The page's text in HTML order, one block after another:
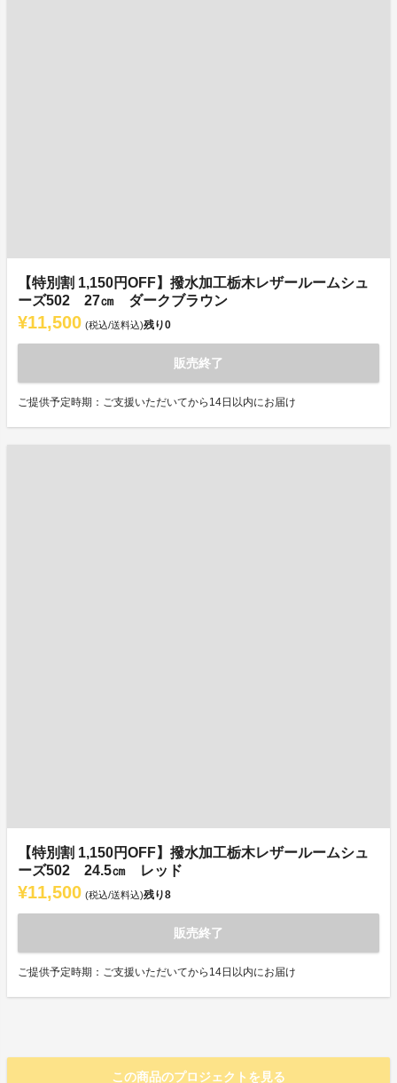
【特別割 1,150円OFF】撥水加工栃木レザールームシュ
ーズ502 27㎝ ダークブラウン
¥11,500 (税込/送料込)残り0
販売終了
ご提供予定時期：ご支援いただいてから14日以内にお届け
【特別割 1,150円OFF】撥水加工栃木レザールームシュ
ーズ502 24.5㎝ レッド
¥11,500 (税込/送料込)残り8
販売終了
ご提供予定時期：ご支援いただいてから14日以内にお届け
この商品のプロジェクトを見る